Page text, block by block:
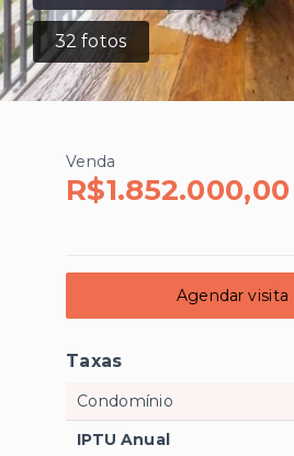
32 fotos
Venda
R$1.852.000,00
Agendar visita
Taxas
Condomínio
IPTU Anual